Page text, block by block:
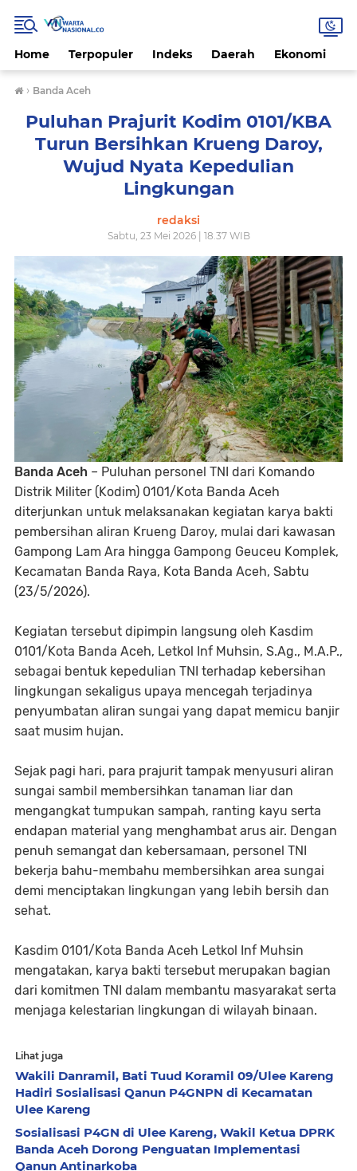
Home Terpopuler Indeks Daerah Ekonomi
› Banda Aceh
Puluhan Prajurit Kodim 0101/KBA
Turun Bersihkan Krueng Daroy,
Wujud Nyata Kepedulian
Lingkungan
redaksi
Sabtu, 23 Mei 2026 | 18.37 WIB
Banda Aceh – Puluhan personel TNI dari Komando
Distrik Militer (Kodim) 0101/Kota Banda Aceh
diterjunkan untuk melaksanakan kegiatan karya bakti
pembersihan aliran Krueng Daroy, mulai dari kawasan
Gampong Lam Ara hingga Gampong Geuceu Komplek,
Kecamatan Banda Raya, Kota Banda Aceh, Sabtu
(23/5/2026).
Kegiatan tersebut dipimpin langsung oleh Kasdim
0101/Kota Banda Aceh, Letkol Inf Muhsin, S.Ag., M.A.P.,
sebagai bentuk kepedulian TNI terhadap kebersihan
lingkungan sekaligus upaya mencegah terjadinya
penyumbatan aliran sungai yang dapat memicu banjir
saat musim hujan.
Sejak pagi hari, para prajurit tampak menyusuri aliran
sungai sambil membersihkan tanaman liar dan
mengangkat tumpukan sampah, ranting kayu serta
endapan material yang menghambat arus air. Dengan
penuh semangat dan kebersamaan, personel TNI
bekerja bahu-membahu membersihkan area sungai
demi menciptakan lingkungan yang lebih bersih dan
sehat.
Kasdim 0101/Kota Banda Aceh Letkol Inf Muhsin
mengatakan, karya bakti tersebut merupakan bagian
dari komitmen TNI dalam membantu masyarakat serta
menjaga kelestarian lingkungan di wilayah binaan.
Lihat juga
Wakili Danramil, Bati Tuud Koramil 09/Ulee Kareng
Hadiri Sosialisasi Qanun P4GNPN di Kecamatan
Ulee Kareng
Sosialisasi P4GN di Ulee Kareng, Wakil Ketua DPRK
Banda Aceh Dorong Penguatan Implementasi
Qanun Antinarkoba